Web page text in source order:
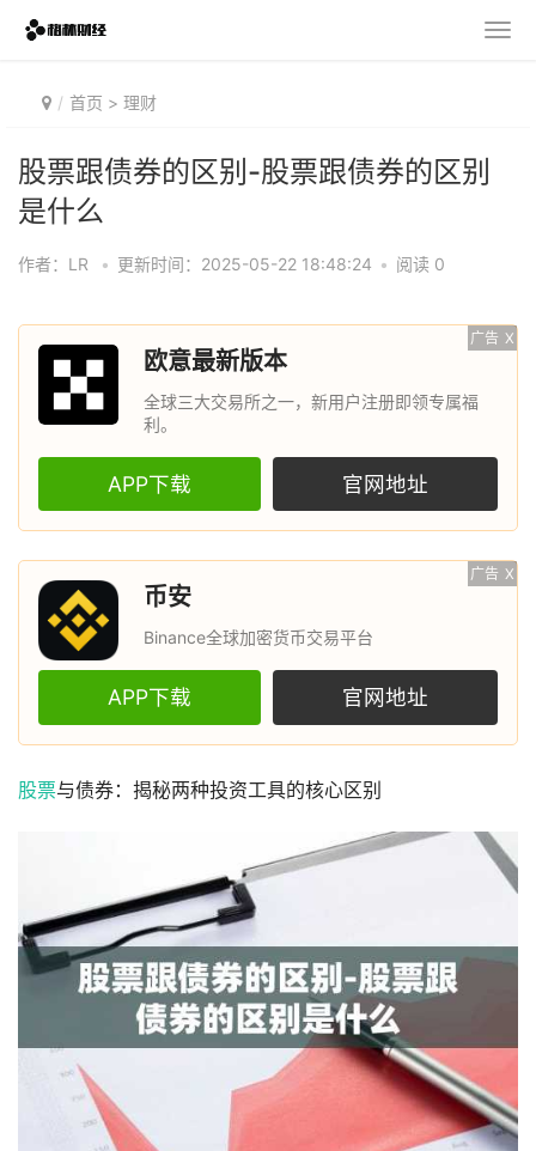
首页 > 理财
股票跟债券的区别-股票跟债券的区别
是什么
作者：LR • 更新时间：2025-05-22 18:48:24 • 阅读 0
广告 X
欧意最新版本
全球三大交易所之一，新用户注册即领专属福
利。
APP下载 官网地址
广告 X
币安
Binance全球加密货币交易平台
APP下载 官网地址
股票与债券：揭秘两种投资工具的核心区别